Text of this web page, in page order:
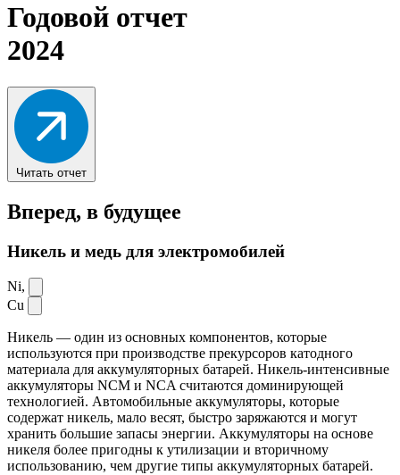
Годовой отчет
2024
Читать отчет
Вперед, в будущее
Никель и медь для электромобилей
Ni,
Cu
Никель — один из основных компонентов, которые
используются при производстве прекурсоров катодного
материала для аккумуляторных батарей. Никель-интенсивные
аккумуляторы NCM и NCA считаются доминирующей
технологией. Автомобильные аккумуляторы, которые
содержат никель, мало весят, быстро заряжаются и могут
хранить большие запасы энергии. Аккумуляторы на основе
никеля более пригодны к утилизации и вторичному
использованию, чем другие типы аккумуляторных батарей.